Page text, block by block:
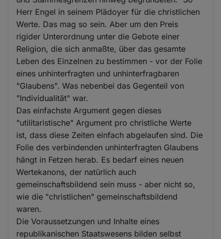
Herr Engel in seinem Plädoyer für die christlichen
Werte. Das mag so sein. Aber um den Preis
rigider Unterordnung unter die Gebote einer
Religion, die sich anmaßte, über das gesamte
Leben des Einzelnen zu bestimmen - vor der Folie
eines unhinterfragten und unhinterfragbaren
"Glaubens". Was nebenbei das Gegenteil von
"Individualität" war.
Das einfachste Argument gegen dieses
"utilitaristische" Argument pro christliche Werte
ist, dass diese Zeiten einfach abgelaufen sind. Die
Folie des verbindenden unhinterfragten Glaubens
hängt in Fetzen herab. Es bedarf eines neuen
Wertekanons, der natürlich auch
gemeinschaftsbildend sein muss - aber nicht so,
wie die "christlichen" gemeinschaftsbildend
waren.
Die Voraussetzungen und Inhalte eines
republikanischen Staatswesens bilden selbst